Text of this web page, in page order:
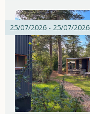
25/07/2026 - 25/07/2026